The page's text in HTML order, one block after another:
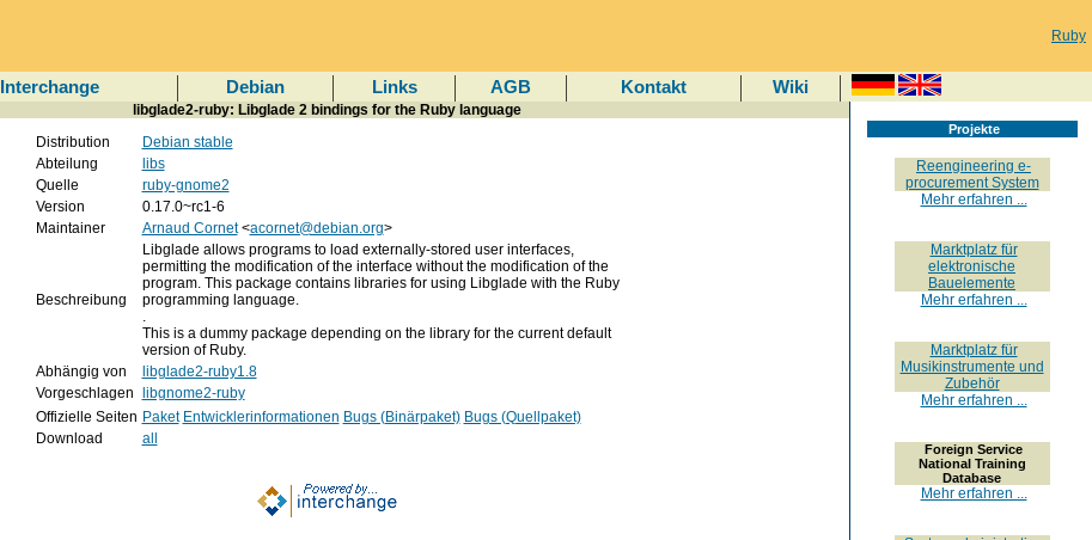
Ruby
Interchange Debian Links AGB Kontakt Wiki
libglade2-ruby: Libglade 2 bindings for the Ruby language
Distribution
Debian stable
Abteilung
libs
Quelle
ruby-gnome2
Version
0.17.0~rc1-6
Maintainer
Arnaud Cornet<acornet@debian.org>
Beschreibung
Libglade allows programs to load externally-stored user interfaces,
permitting the modification of the interface without the modification of the
program. This package contains libraries for using Libglade with the Ruby
programming language.
.
This is a dummy package depending on the library for the current default
version of Ruby.
Abhängig von
libglade2-ruby1.8
Vorgeschlagen
libgnome2-ruby
Offizielle Seiten Paket Entwicklerinformationen Bugs (Binärpaket) Bugs (Quellpaket)
Download
all
Projekte
Reengineering e-
procurement System
Mehr erfahren ...
Marktplatz für
elektronische
Bauelemente
Mehr erfahren ...
Marktplatz für
Musikinstrumente und
Zubehör
Mehr erfahren ...
Foreign Service
National Training
Database
Mehr erfahren ...